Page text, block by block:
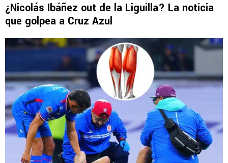
¿Nicolás Ibáñez out de la Liguilla? La noticia
que golpea a Cruz Azul